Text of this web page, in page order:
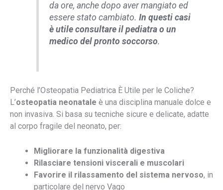
da ore, anche dopo aver mangiato ed
essere stato cambiato. In questi casi
è utile consultare il pediatra o un
medico del pronto soccorso.
Perché l’Osteopatia Pediatrica È Utile per le Coliche?
L’osteopatia neonatale è una disciplina manuale dolce e
non invasiva. Si basa su tecniche sicure e delicate, adatte
al corpo fragile del neonato, per:
Migliorare la funzionalità digestiva
Rilasciare tensioni viscerali e muscolari
Favorire il rilassamento del sistema nervoso, in
particolare del nervo Vago